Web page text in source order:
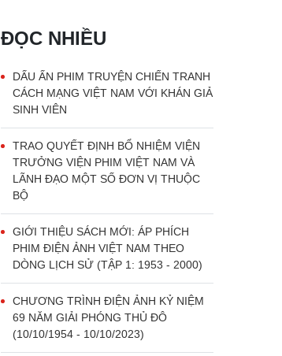
ĐỌC NHIỀU
DẤU ẤN PHIM TRUYỆN CHIẾN TRANH
CÁCH MẠNG VIỆT NAM VỚI KHÁN GIẢ
SINH VIÊN
TRAO QUYẾT ĐỊNH BỔ NHIỆM VIỆN
TRƯỞNG VIỆN PHIM VIỆT NAM VÀ
LÃNH ĐẠO MỘT SỐ ĐƠN VỊ THUỘC
BỘ
GIỚI THIỆU SÁCH MỚI: ÁP PHÍCH
PHIM ĐIỆN ẢNH VIỆT NAM THEO
DÒNG LỊCH SỬ (TẬP 1: 1953 - 2000)
CHƯƠNG TRÌNH ĐIỆN ẢNH KỶ NIỆM
69 NĂM GIẢI PHÓNG THỦ ĐÔ
(10/10/1954 - 10/10/2023)